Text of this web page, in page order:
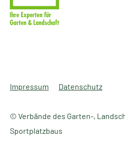
© Verbände des Garten-,
Sportplatzbaus
Impressum Datenschutz